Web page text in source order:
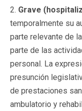
2. Grave
temporalmente su
parte relevante de
parte de las
personal. La
presunción
de prestaciones
ambulatorio y